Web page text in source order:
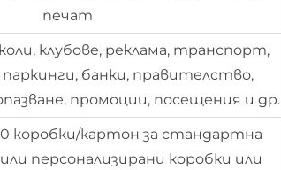
печат
клубове, реклама, транспорт,
банки, правителство,
промоции, посещения и др.
коробки/картон за стандартна
персонализирани коробки или